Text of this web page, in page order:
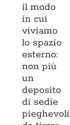
il modo
in cui
viviamo
lo spazio
esterno:
non più
un
deposito
di sedie
pieghevoli